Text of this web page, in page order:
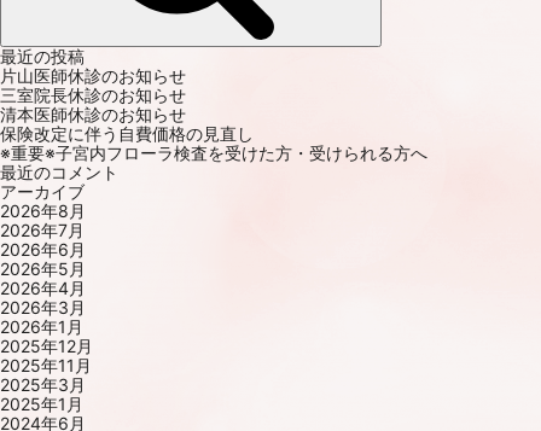
最近の投稿
片山医師休診のお知らせ
三室院長休診のお知らせ
清本医師休診のお知らせ
保険改定に伴う自費価格の見直し
※重要※子宮内フローラ検査を受けた方・受けられる方へ
最近のコメント
アーカイブ
2026年8月
2026年7月
2026年6月
2026年5月
2026年4月
2026年3月
2026年1月
2025年12月
2025年11月
2025年3月
2025年1月
2024年6月